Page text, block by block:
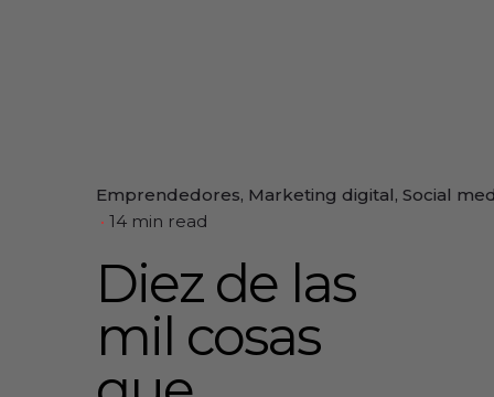
Emprendedores Marketing digital Social
14 min read
Diez de las
mil cosas